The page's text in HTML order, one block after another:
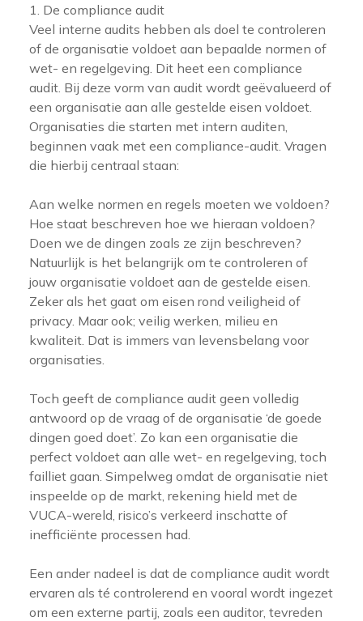
1. De compliance audit
Veel interne audits hebben als doel te controleren
of de organisatie voldoet aan bepaalde normen of
wet- en regelgeving. Dit heet een compliance
audit. Bij deze vorm van audit wordt geëvalueerd of
een organisatie aan alle gestelde eisen voldoet.
Organisaties die starten met intern auditen,
beginnen vaak met een compliance-audit. Vragen
die hierbij centraal staan:
Aan welke normen en regels moeten we voldoen?
Hoe staat beschreven hoe we hieraan voldoen?
Doen we de dingen zoals ze zijn beschreven?
Natuurlijk is het belangrijk om te controleren of
jouw organisatie voldoet aan de gestelde eisen.
Zeker als het gaat om eisen rond veiligheid of
privacy. Maar ook; veilig werken, milieu en
kwaliteit. Dat is immers van levensbelang voor
organisaties.
Toch geeft de compliance audit geen volledig
antwoord op de vraag of de organisatie ‘de goede
dingen goed doet’. Zo kan een organisatie die
perfect voldoet aan alle wet- en regelgeving, toch
failliet gaan. Simpelweg omdat de organisatie niet
inspeelde op de markt, rekening hield met de
VUCA-wereld, risico’s verkeerd inschatte of
inefficiënte processen had.
Een ander nadeel is dat de compliance audit wordt
ervaren als té controlerend en vooral wordt ingezet
om een externe partij, zoals een auditor, tevreden